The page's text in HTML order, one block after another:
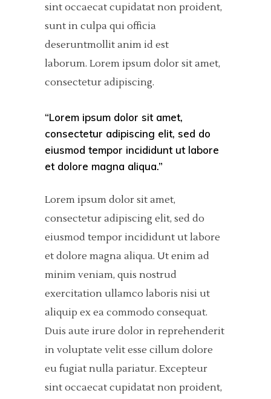
sint occaecat cupidatat non proident,
sunt in culpa qui officia
deseruntmollit anim id est
laborum. Lorem ipsum dolor sit amet,
consectetur adipiscing.
“Lorem ipsum dolor sit amet,
consectetur adipiscing elit, sed do
eiusmod tempor incididunt ut labore
et dolore magna aliqua.”
Lorem ipsum dolor sit amet,
consectetur adipiscing elit, sed do
eiusmod tempor incididunt ut labore
et dolore magna aliqua. Ut enim ad
minim veniam, quis nostrud
exercitation ullamco laboris nisi ut
aliquip ex ea commodo consequat.
Duis aute irure dolor in reprehenderit
in voluptate velit esse cillum dolore
eu fugiat nulla pariatur. Excepteur
sint occaecat cupidatat non proident,